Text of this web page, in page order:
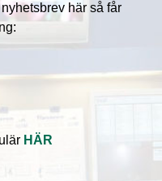
här så får
HÄR